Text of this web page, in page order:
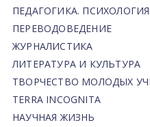
ПЕДАГОГИКА. ПСИХОЛОГИЯ
ПЕРЕВОДОВЕДЕНИЕ
ЖУРНАЛИСТИКА
ЛИТЕРАТУРА И КУЛЬТУРА
ТВОРЧЕСТВО МОЛОДЫХ
TERRA INCOGNITA
НАУЧНАЯ ЖИЗНЬ